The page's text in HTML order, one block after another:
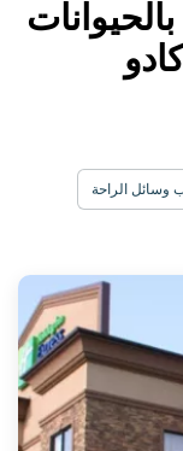
الراحة